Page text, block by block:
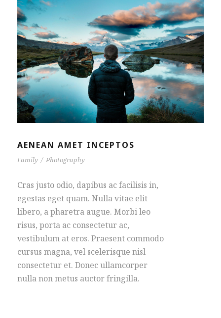
AENEAN AMET INCEPTOS
Family / Photography
Cras justo odio, dapibus ac facilisis in,
egestas eget quam. Nulla vitae elit
libero, a pharetra augue. Morbi leo
risus, porta ac consectetur ac,
vestibulum at eros. Praesent commodo
cursus magna, vel scelerisque nisl
consectetur et. Donec ullamcorper
nulla non metus auctor fringilla.